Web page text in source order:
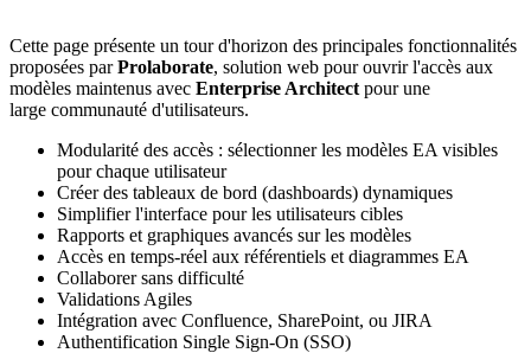
Cette page présente un tour d'horizon des principales fonctionnalités
proposées parProlaborate, solution web pour ouvrir l'accès aux
modèles maintenus avec Enterprise Architect pour une
large communauté d'utilisateurs.
Modularité des accès : sélectionner les modèles EA visibles
pour chaque utilisateur
Créer des tableaux de bord (dashboards) dynamiques
Simplifier l'interface pour les utilisateurs cibles
Rapports et graphiques avancés sur les modèles
Accès en temps-réel aux référentiels et diagrammes EA
Collaborer sans difficulté
Validations Agiles
Intégration avec Confluence, SharePoint, ou JIRA
Authentification Single Sign-On (SSO)